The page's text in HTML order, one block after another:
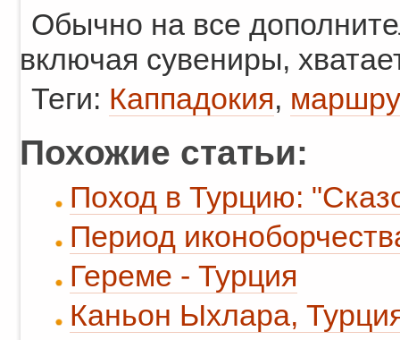
Обычно на все
включая сувениры,
Теги: Каппадокия,
Похожие статьи:
Поход в Турцию:
Период
Гереме - Турция
Каньон Ыхлара,